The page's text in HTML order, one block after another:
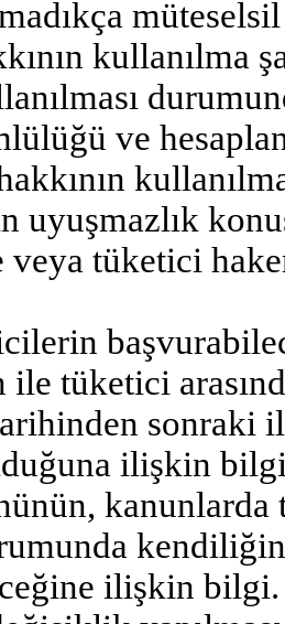
kullanılma
ve
uyuşmazlık
veya tüketici
tüketici
sonraki
ilişkin
ilişkin bilgi.